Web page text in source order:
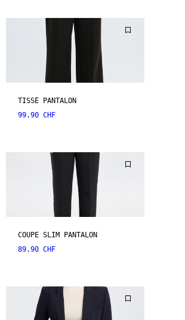
TISSÉ PANTALON
99.90 CHF
COUPE SLIM PANTALON
89.90 CHF